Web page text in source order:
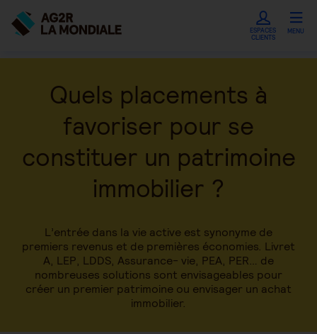
ESPACES
CLIENTS
MENU
Quels placements à
favoriser pour se
constituer un patrimoine
immobilier ?
L’entrée dans la vie active est synonyme de
premiers revenus et de premières économies. Livret
A, LEP, LDDS, Assurance- vie, PEA, PER… de
nombreuses solutions sont envisageables pour
créer un premier patrimoine ou envisager un achat
immobilier.